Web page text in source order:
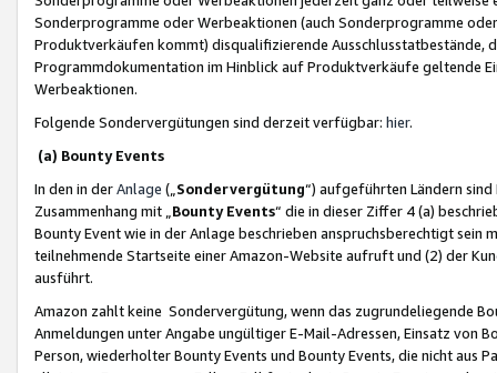
Sonderprogramme oder Werbeaktionen (auch Sonderprogramme
Produktverkäufen kommt) disqualifizierende Ausschlusstatbestände,
Programmdokumentation im Hinblick auf Produktverkäufe geltende
Werbeaktionen.
Folgende Sondervergütungen sind derzeit verfügbar: hier.
(a) Bounty Events
In den in derAnlage („ Sondervergütung“) aufgeführten Ländern
Zusammenhang mit „ Bounty Events“ die in dieser Ziffer 4 (a)
Bounty Event wie in der Anlage beschrieben anspruchsberechtigt sein
teilnehmende Startseite einer Amazon-Website aufruft und (2) der
ausführt.
Amazon zahlt keine Sondervergütung, wenn das zugrundeliegende
Anmeldungen unter Angabe ungültiger E-Mail-Adressen, Einsatz von
Person, wiederholter Bounty Events und Bounty Events, die nicht